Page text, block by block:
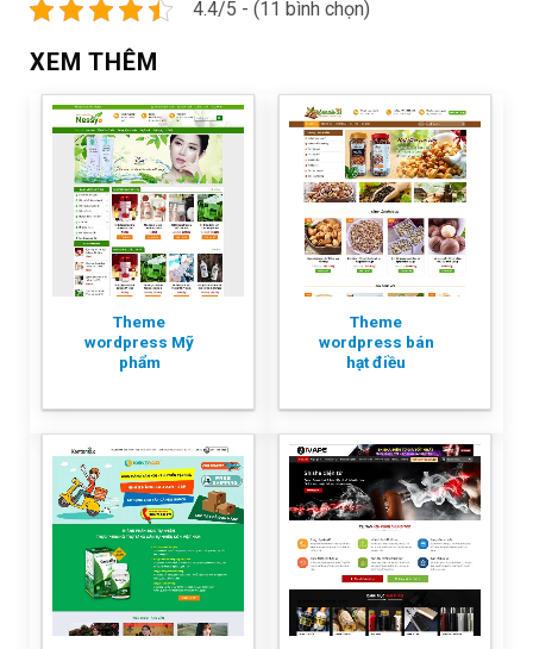
4.4/5 - (11 bình chọn)
XEM THÊM
Theme
wordpress Mỹ
phẩm
Theme
wordpress bán
hạt điều